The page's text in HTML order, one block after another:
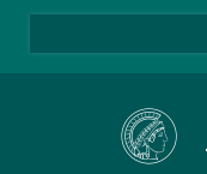
Facebook